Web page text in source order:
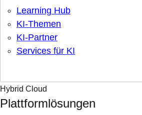
Learning Hub
KI-Themen
KI-Partner
Services für KI
Hybrid Cloud
Plattformlösungen